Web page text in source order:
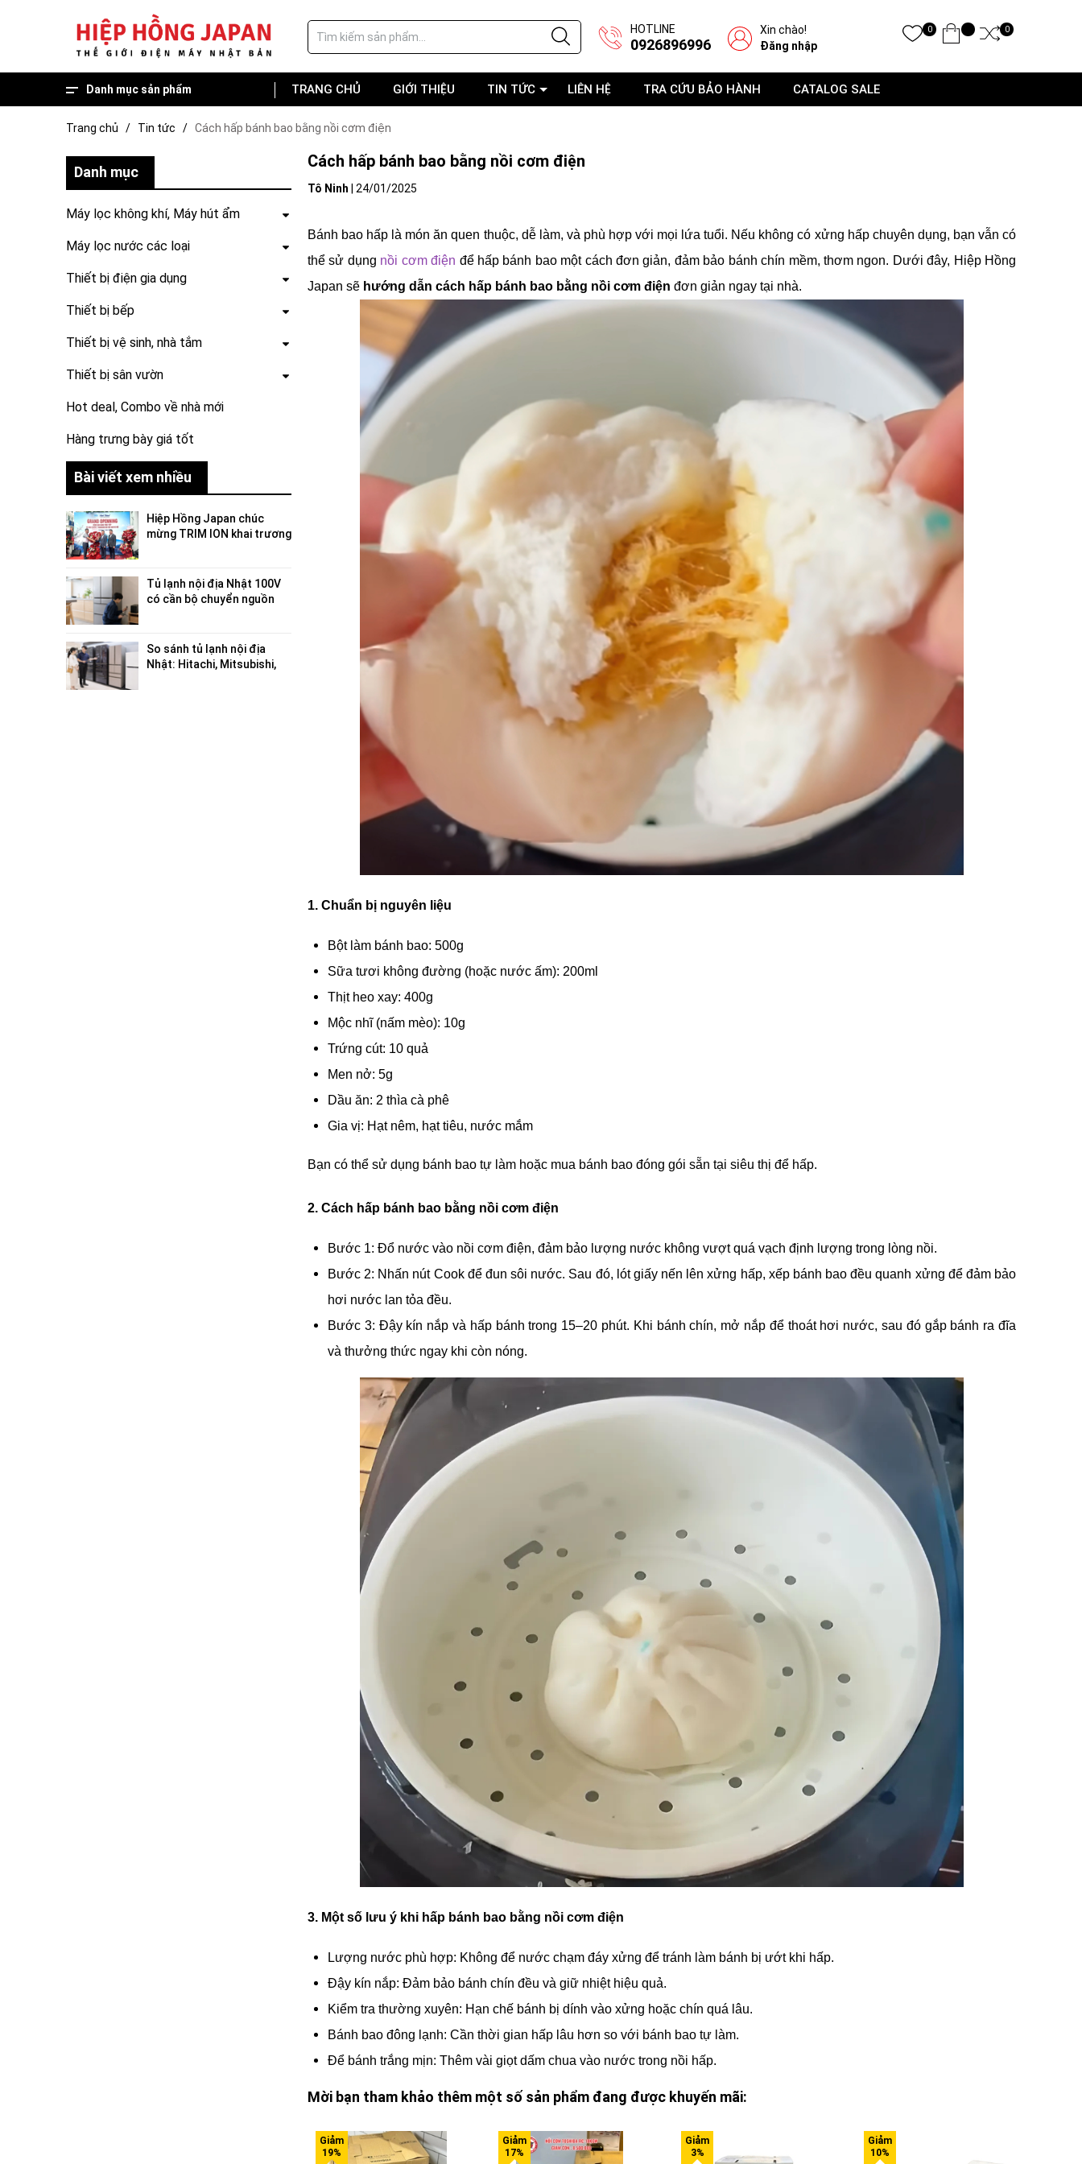
HOTLINE
0926896996
Xin chào!
Đăng nhập
0 0
Danh mục sản phẩm TRANG CHỦ GIỚI THIỆU TIN TỨC LIÊN HỆ TRA CỨU BẢO HÀNH CATALOG SALE
Trang chủ / Tin tức / Cách hấp bánh bao bằng nồi cơm điện
Danh mục
Máy lọc không khí, Máy hút ẩm
Máy lọc nước các loại
Thiết bị điện gia dụng
Thiết bị bếp
Thiết bị vệ sinh, nhà tắm
Thiết bị sân vườn
Hot deal, Combo về nhà mới
Hàng trưng bày giá tốt
Bài viết xem nhiều
Hiệp Hồng Japan chúc
mừng TRIM ION khai trương
Việt Nam
Tủ lạnh nội địa Nhật 100V
có cần bộ chuyển nguồn
So sánh tủ lạnh nội địa
Nhật: Hitachi, Mitsubishi,
Cách hấp bánh bao bằng nồi cơm điện
Tô Ninh 24/01/2025
Bánh bao hấp là món ăn quen thuộc, dễ làm, và phù hợp với mọi lứa tuổi. Nếu không có xửng hấp chuyên dụng, bạn vẫn có
thể sử dụng nồi cơm điện để hấp bánh bao một cách đơn giản, đảm bảo bánh chín mềm, thơm ngon. Dưới đây, Hiệp Hồng
Japan sẽ hướng dẫn cách hấp bánh bao bằng nồi cơm điện đơn giản ngay tại nhà.
1. Chuẩn bị nguyên liệu
Bột làm bánh bao: 500g
Sữa tươi không đường (hoặc nước ấm): 200ml
Thịt heo xay: 400g
Mộc nhĩ (nấm mèo): 10g
Trứng cút: 10 quả
Men nở: 5g
Dầu ăn: 2 thìa cà phê
Gia vị: Hạt nêm, hạt tiêu, nước mắm
Bạn có thể sử dụng bánh bao tự làm hoặc mua bánh bao đóng gói sẵn tại siêu thị để hấp.
2. Cách hấp bánh bao bằng nồi cơm điện
Bước 1: Đổ nước vào nồi cơm điện, đảm bảo lượng nước không vượt quá vạch định lượng trong lòng nồi.
Bước 2: Nhấn nút Cook để đun sôi nước. Sau đó, lót giấy nến lên xửng hấp, xếp bánh bao đều quanh xửng để đảm bảo
hơi nước lan tỏa đều.
Bước 3: Đậy kín nắp và hấp bánh trong 15–20 phút. Khi bánh chín, mở nắp để thoát hơi nước, sau đó gắp bánh ra đĩa
và thưởng thức ngay khi còn nóng.
3. Một số lưu ý khi hấp bánh bao bằng nồi cơm điện
Lượng nước phù hợp: Không để nước chạm đáy xửng để tránh làm bánh bị ướt khi hấp.
Đậy kín nắp: Đảm bảo bánh chín đều và giữ nhiệt hiệu quả.
Kiểm tra thường xuyên: Hạn chế bánh bị dính vào xửng hoặc chín quá lâu.
Bánh bao đông lạnh: Cần thời gian hấp lâu hơn so với bánh bao tự làm.
Để bánh trắng mịn: Thêm vài giọt dấm chua vào nước trong nồi hấp.
Mời bạn tham khảo thêm một số sản phẩm đang được khuyến mãi: